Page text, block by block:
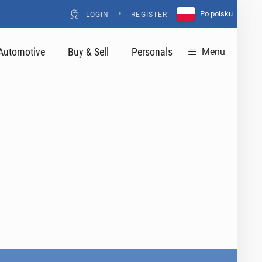
LOGIN • REGISTER Po polsku
Buy & Sell Personals Menu